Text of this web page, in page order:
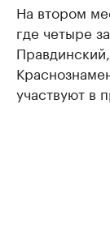
На втором
где четыре
участвуют в